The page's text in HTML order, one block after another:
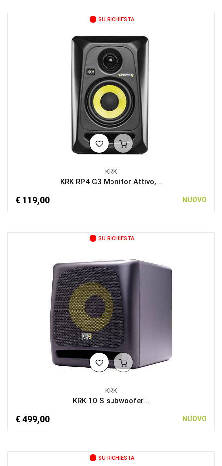
SU RICHIESTA
KRK
KRK RP4 G3 Monitor Attivo,...
€ 119,00 NUOVO
SU RICHIESTA
KRK
KRK 10 S subwoofer...
€ 499,00 NUOVO
SU RICHIESTA